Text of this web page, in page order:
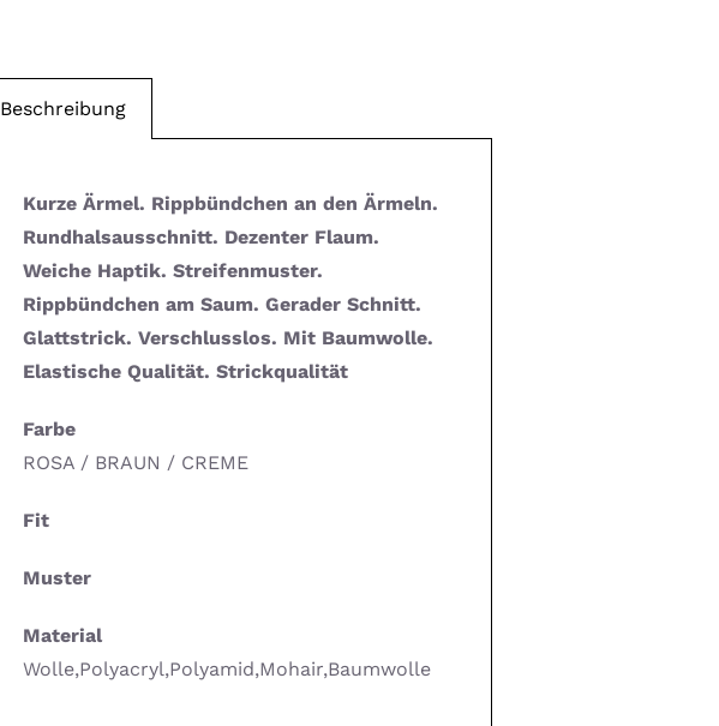
Beschreibung
Kurze Ärmel. Rippbündchen an den Ärmeln.
Rundhalsausschnitt. Dezenter Flaum.
Weiche Haptik. Streifenmuster.
Rippbündchen am Saum. Gerader Schnitt.
Glattstrick. Verschlusslos. Mit Baumwolle.
Elastische Qualität. Strickqualität
Farbe
ROSA / BRAUN / CREME
Fit
Muster
Material
Wolle,Polyacryl,Polyamid,Mohair,Baumwolle